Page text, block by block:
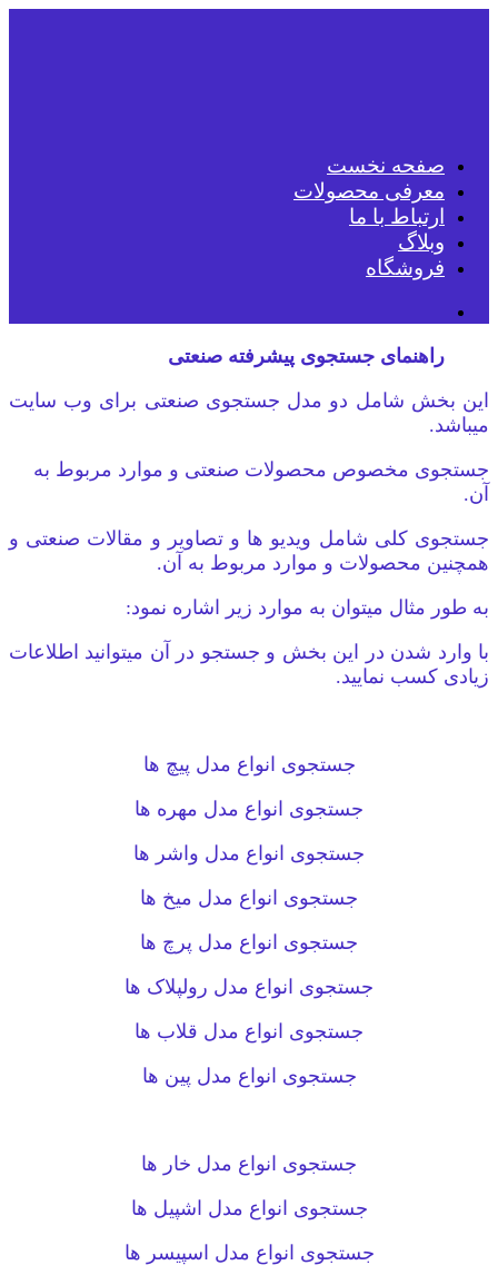
صفحه نخست
معرفی محصولات
ارتباط با ما
وبلاگ
فروشگاه
راهنمای جستجوی پیشرفته صنعتی
این بخش شامل دو مدل جستجوی صنعتی برای وب سایت
میباشد.
جستجوی مخصوص محصولات صنعتی و موارد مربوط به
آن.
جستجوی کلی شامل ویدیو ها و تصاویر و مقالات صنعتی و
همچنین محصولات و موارد مربوط به آن.
به طور مثال میتوان به موارد زیر اشاره نمود:
با وارد شدن در این بخش و جستجو در آن میتوانید اطلاعات
زیادی کسب نمایید.
جستجوی انواع مدل پیچ ها
جستجوی انواع مدل مهره ها
جستجوی انواع مدل واشر ها
جستجوی انواع مدل میخ ها
جستجوی انواع مدل پرچ ها
جستجوی انواع مدل رولپلاک ها
جستجوی انواع مدل قلاب ها
جستجوی انواع مدل پین ها
جستجوی انواع مدل خار ها
جستجوی انواع مدل اشپیل ها
جستجوی انواع مدل اسپیسر ها